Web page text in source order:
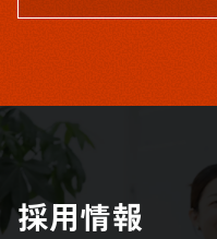
採用情報